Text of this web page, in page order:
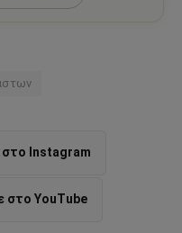
Instagram
στο YouTube